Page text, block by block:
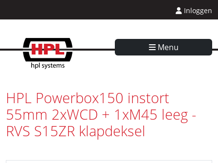
Inloggen
Menu
HPL Powerbox150 instort
55mm 2xWCD + 1xM45 leeg -
RVS S15ZR klapdeksel